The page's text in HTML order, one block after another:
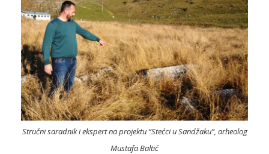
Stručni saradnik i ekspert na projektu “Stećci u Sandžaku”, arheolog
Mustafa Baltić